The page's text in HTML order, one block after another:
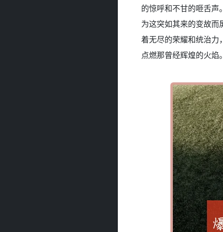
的惊呼和不甘的咂舌声
为这突如其来的变故而
着无尽的荣耀和统治力
点燃那曾经辉煌的火焰。